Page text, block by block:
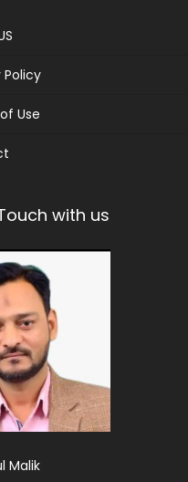
Policy
Use
with us
Malik